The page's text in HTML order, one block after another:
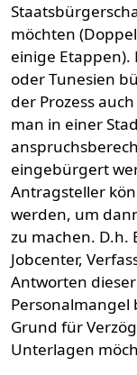
möchten
einige Etappen).
oder Tunesien
der Prozess
man in einer
eingebürgert
Antragsteller
werden, um
zu machen. D.h.
Jobcenter,
Antworten
Personalmangel
Grund für
Unterlagen